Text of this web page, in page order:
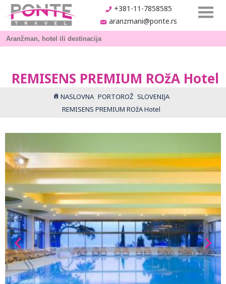
+381-11-7858585
aranzmani@ponte.rs
REMISENS PREMIUM ROžA Hotel
NASLOVNA PORTOROŽ SLOVENIJA
REMISENS PREMIUM ROžA Hotel